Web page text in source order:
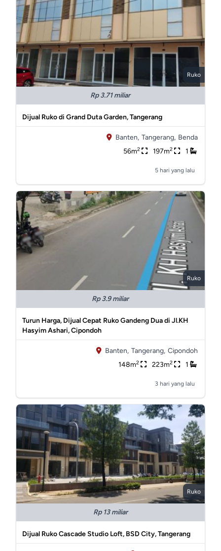
Ruko
Rp 3.71 miliar
Dijual Ruko di Grand Duta Garden, Tangerang
Banten, Tangerang, Benda
56m2 197m2 1
5 hari yang lalu
Ruko
Rp 3.9 miliar
Turun Harga, Dijual Cepat Ruko Gandeng Dua di Jl.KH
Hasyim Ashari, Cipondoh
Banten, Tangerang, Cipondoh
148m2 223m2 1
3 hari yang lalu
Ruko
Rp 13 miliar
Dijual Ruko Cascade Studio Loft, BSD City, Tangerang